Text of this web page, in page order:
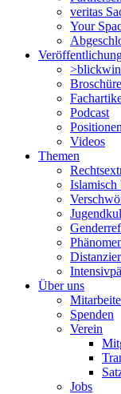
veritas
Your
Podcast
Positionen
Videos
Themen
Islamisch
Über uns
Spenden
Verein
Jobs